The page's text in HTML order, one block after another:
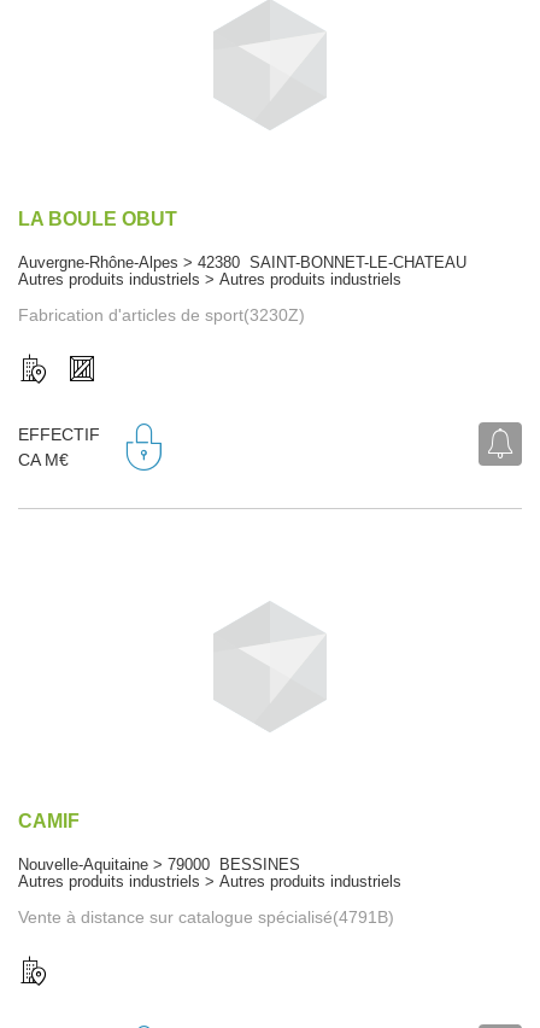
LA BOULE OBUT
Auvergne-Rhône-Alpes > 42380 SAINT-BONNET-LE-CHATEAU
Autres produits industriels > Autres produits industriels
Fabrication d'articles de sport(3230Z)
EFFECTIF
CA M€
CAMIF
Nouvelle-Aquitaine > 79000 BESSINES
Autres produits industriels > Autres produits industriels
Vente à distance sur catalogue spécialisé(4791B)